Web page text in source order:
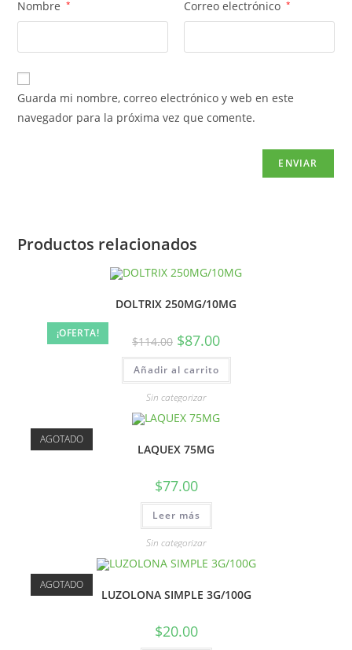
Nombre * Correo electrónico *
Guarda mi nombre, correo electrónico y web en este
navegador para la próxima vez que comente.
Productos relacionados
¡OFERTA!
DOLTRIX 250MG/10MG
$114.00 $87.00
Añadir al carrito
Sin categorizar
AGOTADO
LAQUEX 75MG
$77.00
Leer más
Sin categorizar
AGOTADO
LUZOLONA SIMPLE 3G/100G
$20.00